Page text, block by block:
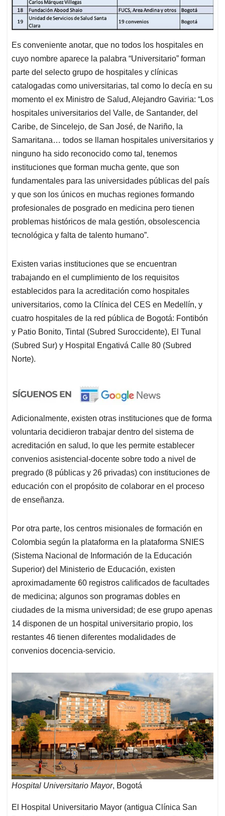
Es conveniente anotar, que no todos los hospitales en
cuyo nombre aparece la palabra “Universitario” forman
parte del selecto grupo de hospitales y clínicas
catalogadas como universitarias, tal como lo decía en su
momento el ex Ministro de Salud, Alejandro Gaviria: “Los
hospitales universitarios del Valle, de Santander, del
Caribe, de Sincelejo, de San José, de Nariño, la
Samaritana… todos se llaman hospitales universitarios y
ninguno ha sido reconocido como tal, tenemos
instituciones que forman mucha gente, que son
fundamentales para las universidades públicas del país
y que son los únicos en muchas regiones formando
profesionales de posgrado en medicina pero tienen
problemas históricos de mala gestión, obsolescencia
tecnológica y falta de talento humano”.
Existen varias instituciones que se encuentran
trabajando en el cumplimiento de los requisitos
establecidos para la acreditación como hospitales
universitarios, como la Clínica del CES en Medellín, y
cuatro hospitales de la red pública de Bogotá: Fontibón
y Patio Bonito, Tintal (Subred Suroccidente), El Tunal
(Subred Sur) y Hospital Engativá Calle 80 (Subred
Norte).
Adicionalmente, existen otras instituciones que de forma
voluntaria decidieron trabajar dentro del sistema de
acreditación en salud, lo que les permite establecer
convenios asistencial-docente sobre todo a nivel de
pregrado (8 públicas y 26 privadas) con instituciones de
educación con el propósito de colaborar en el proceso
de enseñanza.
Por otra parte, los centros misionales de formación en
Colombia según la plataforma en la plataforma SNIES
(Sistema Nacional de Información de la Educación
Superior) del Ministerio de Educación, existen
aproximadamente 60 registros calificados de facultades
de medicina; algunos son programas dobles en
ciudades de la misma universidad; de ese grupo apenas
14 disponen de un hospital universitario propio, los
restantes 46 tienen diferentes modalidades de
convenios docencia-servicio.
Hospital Universitario Mayor, Bogotá
El Hospital Universitario Mayor (antigua Clínica San